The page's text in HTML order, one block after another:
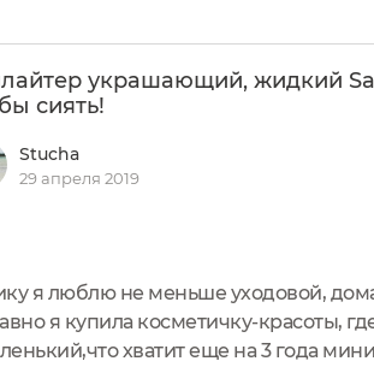
украшающий, жидкий
сиять!
Stucha
29 апреля 2019
я люблю не меньше уходовой,
я купила косметичку-красоты,
хватит еще на 3 года